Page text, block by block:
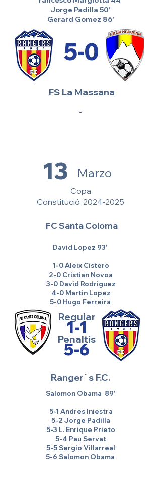
Jorge Padilla 50'
Gerard Gomez 86'
5-0
FS La Massana
-
13 Marzo
Copa
Constitució 2024-2025
FC Santa Coloma
David Lopez 93'
1-0 Aleix Cistero
2-0 Cristian Novoa
3-0 David Rodriguez
4-0 Martin Lopez
5-0 Hugo Ferreira
Regular
1-1
Penaltis
5-6
Ranger´s F.C.
Salomon Obama 89'
5-1 Andres Iniestra
5-2 Jorge Padilla
5-3 L. Enrique Prieto
5-4 Pau Servat
5-5 Sergio Villarreal
5-6 Salomon Obama